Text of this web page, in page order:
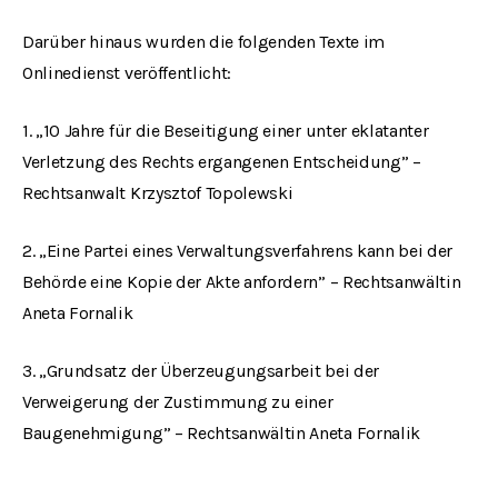
Darüber hinaus wurden die folgenden Texte im
Onlinedienst veröffentlicht:
1. „10 Jahre für die Beseitigung einer unter eklatanter
Verletzung des Rechts ergangenen Entscheidung” –
Rechtsanwalt Krzysztof Topolewski
2. „Eine Partei eines Verwaltungsverfahrens kann bei der
Behörde eine Kopie der Akte anfordern” – Rechtsanwältin
Aneta Fornalik
3. „Grundsatz der Überzeugungsarbeit bei der
Verweigerung der Zustimmung zu einer
Baugenehmigung” – Rechtsanwältin Aneta Fornalik